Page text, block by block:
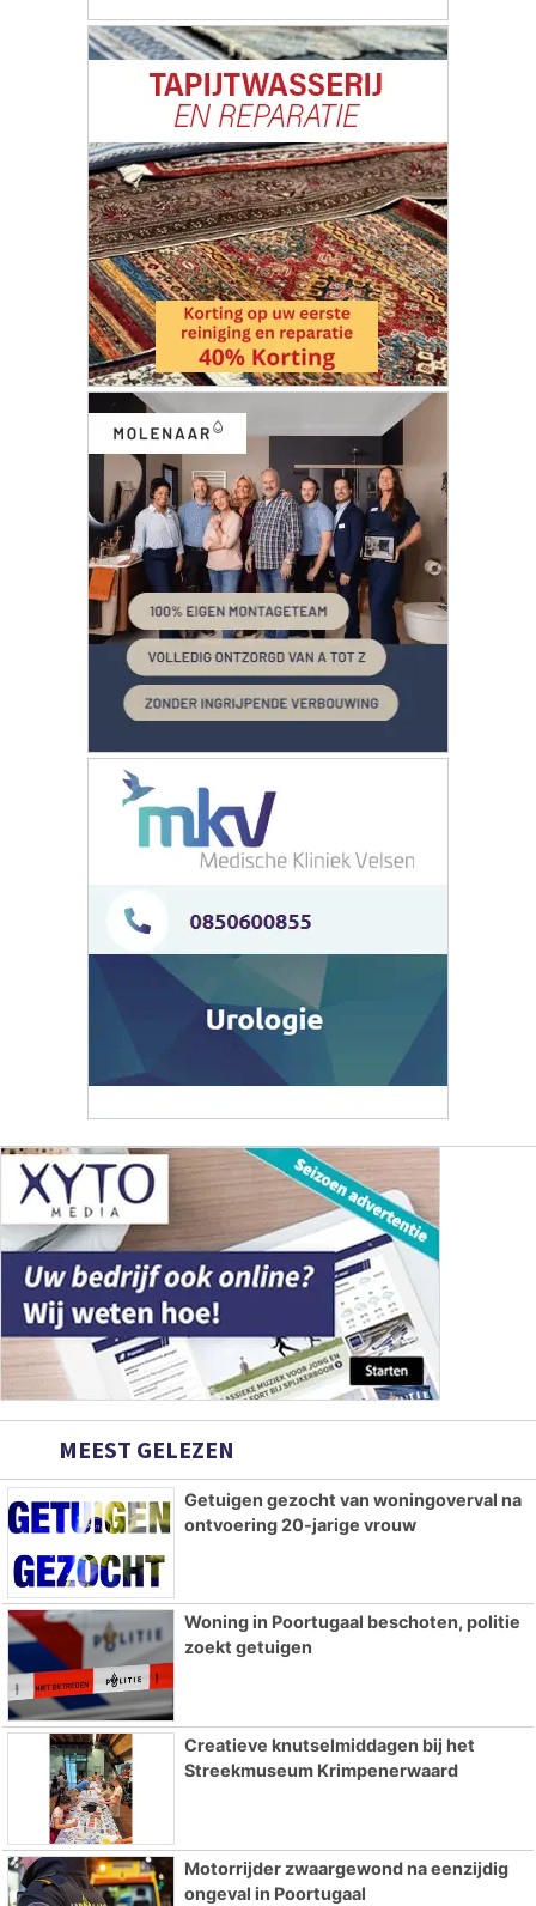
MEEST GELEZEN
Getuigen gezocht van woningoverval na
ontvoering 20-jarige vrouw
Woning in Poortugaal beschoten, politie
zoekt getuigen
Creatieve knutselmiddagen bij het
Streekmuseum Krimpenerwaard
Motorrijder zwaargewond na eenzijdig
ongeval in Poortugaal